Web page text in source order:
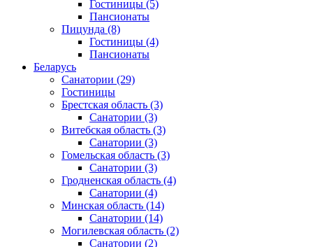
Гостиницы (5)
Пансионаты
Пицунда (8)
Гостиницы (4)
Пансионаты
Беларусь
Санатории (29)
Гостиницы
Брестская область (3)
Санатории (3)
Витебская область (3)
Санатории (3)
Гомельская область (3)
Санатории (3)
Гродненская область (4)
Санатории (4)
Минская область (14)
Санатории (14)
Могилевская область (2)
Санатории (2)